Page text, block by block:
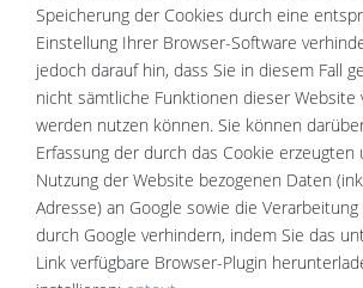
Speicherung der Cookies durch eine
Einstellung Ihrer Browser-Software
jedoch darauf hin, dass Sie in diesem Fall
nicht sämtliche Funktionen dieser Website
werden nutzen können. Sie können
Erfassung der durch das Cookie erzeugten
Nutzung der Website bezogenen Daten
Adresse) an Google sowie die
durch Google verhindern, indem Sie das
Link verfügbare Browser-Plugin